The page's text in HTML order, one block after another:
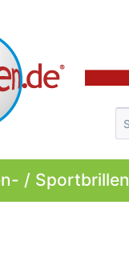
/ Sportbrillen